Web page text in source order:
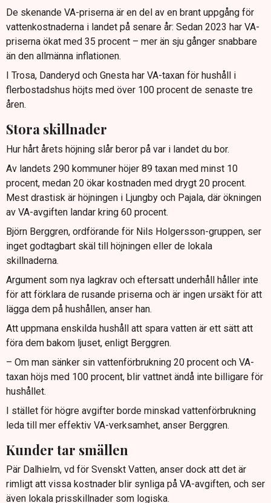
De skenande VA-priserna är en del av en brant uppgång för
vattenkostnaderna i landet på senare år: Sedan 2023 har VA-
priserna ökat med 35 procent – mer än sju gånger snabbare
än den allmänna inflationen.
I Trosa, Danderyd och Gnesta har VA-taxan för hushåll i
flerbostadshus höjts med över 100 procent de senaste tre
åren.
Stora skillnader
Hur hårt årets höjning slår beror på var i landet du bor.
Av landets 290 kommuner höjer 89 taxan med minst 10
procent, medan 20 ökar kostnaden med drygt 20 procent.
Mest drastisk är höjningen i Ljungby och Pajala, där ökningen
av VA-avgiften landar kring 60 procent.
Björn Berggren, ordförande för Nils Holgersson-gruppen, ser
inget godtagbart skäl till höjningen eller de lokala
skillnaderna.
Argument som nya lagkrav och eftersatt underhåll håller inte
för att förklara de rusande priserna och är ingen ursäkt för att
lägga dem på hushållen, anser han.
Att uppmana enskilda hushåll att spara vatten är ett sätt att
föra dem bakom ljuset, enligt Berggren.
– Om man sänker sin vattenförbrukning 20 procent och VA-
taxan höjs med 100 procent, blir vattnet ändå inte billigare för
hushållet.
I stället för högre avgifter borde minskad vattenförbrukning
leda till mer effektiv VA-verksamhet, anser Berggren.
Kunder tar smällen
Pär Dalhielm, vd för Svenskt Vatten, anser dock att det är
rimligt att vissa kostnader blir synliga på VA-avgiften, och ser
även lokala prisskillnader som logiska.